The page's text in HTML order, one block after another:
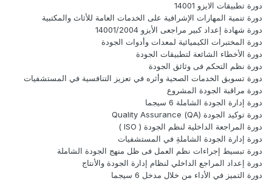
دورة تطبيقات الايزو 14001
دورة تنمية المهارات الإشرافية على الخدمات العامة للأثاث والمكتبية
دورة شهادة إعداد كبير مراجعى الأيزو 14001/2004
دورة المختبرات الكيميائية لمعدات وأدوات الجودة
دورة الأخطاء الشائعة لتطبيقات الجودة
دورة نظم التحكم فى وثائق الجودة
دورة تسويق الخدمات الصحية وأثره في تعزيز التنافسية في المستشفيات
دورة مراقبة الجودة المشروع
دورة إدارة الجودة الشاملة 6 سيجما
دورة توكيد الجودة (QA) Quality Assurance
دورة المراجعة الداخلية لنظم الجودة ( ISO )‏
دورة إدارة الجودة الشاملةِ في المستشفيات
دورة تبسيط إجراءات نظم العمل فى ظل منهج الجودة الشاملة
دورة إعداد المراجع الداخلي لنظام إدارة الجودة والأنتاج
دورة التميز في الأداء من خلال مدخل 6 سيجما